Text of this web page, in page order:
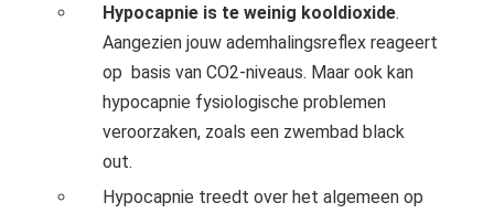
Hypocapnie is te weinig kooldioxide.
Aangezien jouw ademhalingsreflex reageert
op basis van CO2-niveaus. Maar ook kan
hypocapnie fysiologische problemen
veroorzaken, zoals een zwembad black
out.
Hypocapnie treedt over het algemeen op